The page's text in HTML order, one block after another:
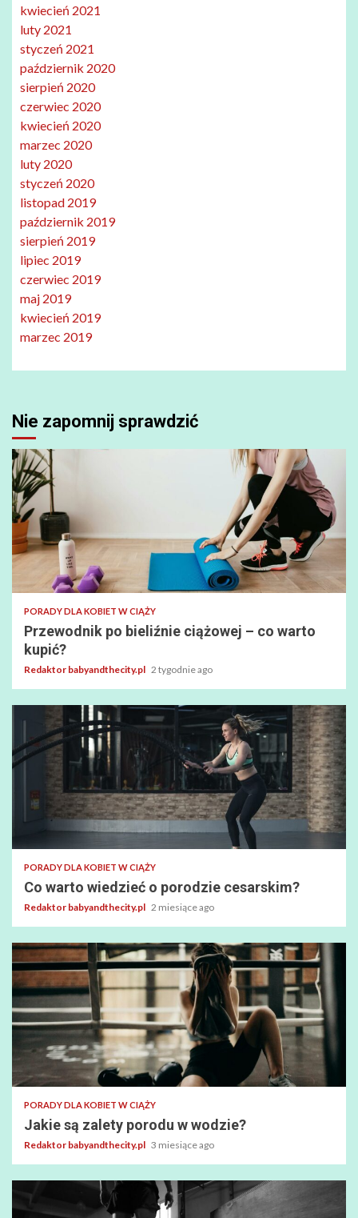
kwiecień 2021
luty 2021
styczeń 2021
październik 2020
sierpień 2020
czerwiec 2020
kwiecień 2020
marzec 2020
luty 2020
styczeń 2020
listopad 2019
październik 2019
sierpień 2019
lipiec 2019
czerwiec 2019
maj 2019
kwiecień 2019
marzec 2019
Nie zapomnij sprawdzić
PORADY DLA KOBIET W CIĄŻY
Przewodnik po bieliźnie ciążowej – co warto
kupić?
Redaktor babyandthecity.pl 2 tygodnie ago
PORADY DLA KOBIET W CIĄŻY
Co warto wiedzieć o porodzie cesarskim?
Redaktor babyandthecity.pl 2 miesiące ago
PORADY DLA KOBIET W CIĄŻY
Jakie są zalety porodu w wodzie?
Redaktor babyandthecity.pl 3 miesiące ago